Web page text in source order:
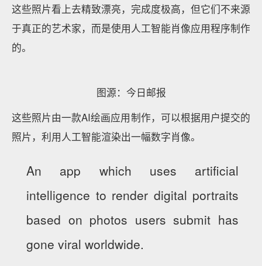
这些照片看上去精致漂亮，完成度极高，但它们不来源
于真正的艺术家，而是使用人工智能肖像应用程序制作
的。
图源：今日邮报
这些照片由一款AI绘画应用制作，可以根据用户提交的
照片，利用人工智能渲染出一幅数字肖像。
An app which uses artificial
intelligence to render digital portraits
based on photos users submit has
gone viral worldwide.‍‍‍‍